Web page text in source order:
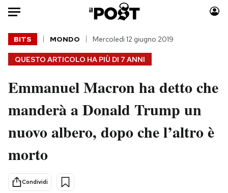
Auto
HOME
Italia
Politica
Tecnologia
Scienza
Cultura
Economia
Moda
Consumismi
Storie/Idee
QUESTO ARTICOLO HA PIÙ DI 7 ANNI
BITS MONDO Mercoledì 12 giugno 2019
Emmanuel Macron ha detto che
manderà a Donald Trump un
nuovo albero, dopo che l’altro è
morto
Condividi